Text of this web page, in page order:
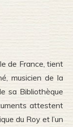
de France, tient
musicien de la
sa Bibliothèque
attestent
du Roy et l’un